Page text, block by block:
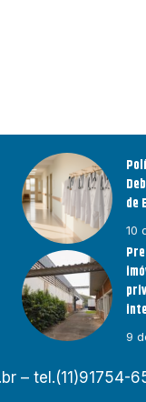
de
10
9
– tel.(11)91754-